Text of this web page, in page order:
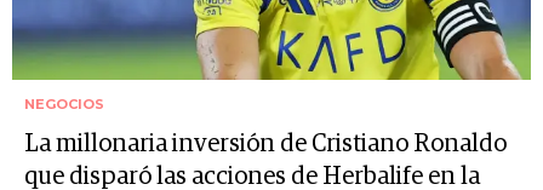
NEGOCIOS
La millonaria inversión de Cristiano Ronaldo
que disparó las acciones de Herbalife en la